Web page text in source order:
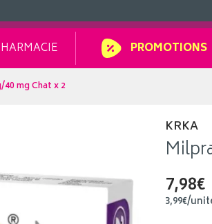
PROMOTIONS
mg Chat x 2
KRKA
7,98€
3,99€/